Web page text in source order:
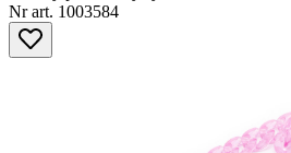
Nr art. 1003584